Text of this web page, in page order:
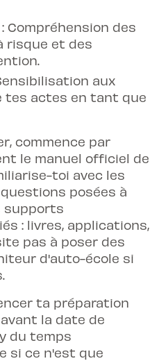
Compréhension des
risque et des
aux
tes actes en tant que
commence par
le manuel officiel de
toi avec les
posées à
supports
: livres, applications,
pas à poser des
d'auto-école si
ta préparation
la date de
du temps
si ce n'est que